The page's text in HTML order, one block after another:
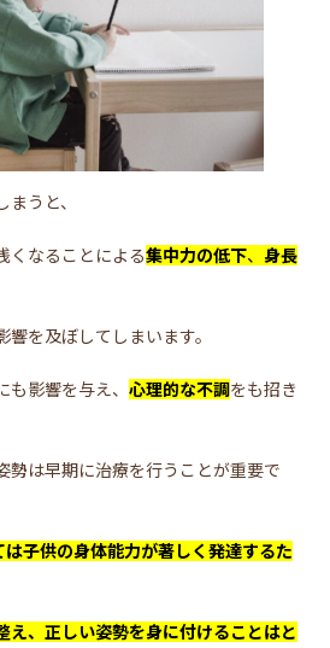
うと、
くなることによる集中力の低下、 身長
を及ぼしてしまいます。
影響を与え、 心理的な不調をも招き
勢は早期に治療を行うことが重要で
子供の身体能力が著しく発達するた
え、正しい姿勢を身に付けることはと